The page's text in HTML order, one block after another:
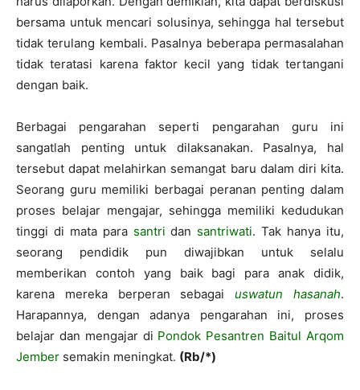
bersama untuk mencari solusinya, sehingga hal tersebut
tidak terulang kembali. Pasalnya beberapa permasalahan
tidak teratasi karena faktor kecil yang tidak tertangani
dengan baik.
Berbagai pengarahan seperti pengarahan guru ini
sangatlah penting untuk dilaksanakan. Pasalnya, hal
tersebut dapat melahirkan semangat baru dalam diri kita.
Seorang guru memiliki berbagai peranan penting dalam
proses belajar mengajar, sehingga memiliki kedudukan
tinggi di mata para santri dan santriwati. Tak hanya itu,
seorang pendidik pun diwajibkan untuk selalu
memberikan contoh yang baik bagi para anak didik,
karena mereka berperan sebagai uswatun hasanah.
Harapannya, dengan adanya pengarahan ini, proses
belajar dan mengajar di Pondok Pesantren Baitul Arqom
Jember semakin meningkat. (Rb/*)